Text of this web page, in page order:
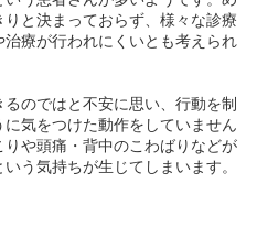
と決まっておらず、様々な診療
療が行われにくいとも考えられ
のではと不安に思い、行動を制
気をつけた動作をしていません
や頭痛・背中のこわばりなどが
う気持ちが生じてしまいます。